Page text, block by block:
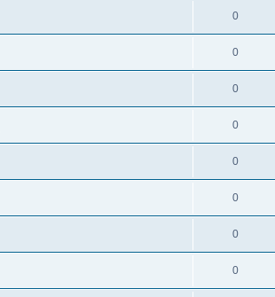
0
0
0
0
0
0
0
0